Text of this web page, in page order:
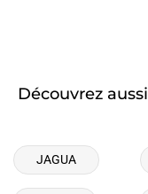
Découvrez aussi
JAGUA